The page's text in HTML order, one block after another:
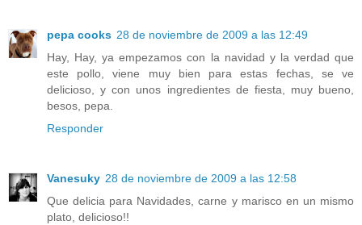
pepa cooks 28 de noviembre de 2009 a las 12:49
Hay, Hay, ya empezamos con la navidad y la verdad que
este pollo, viene muy bien para estas fechas, se ve
delicioso, y con unos ingredientes de fiesta, muy bueno,
besos, pepa.
Responder
Vanesuky 28 de noviembre de 2009 a las 12:58
Que delicia para Navidades, carne y marisco en un mismo
plato, delicioso!!